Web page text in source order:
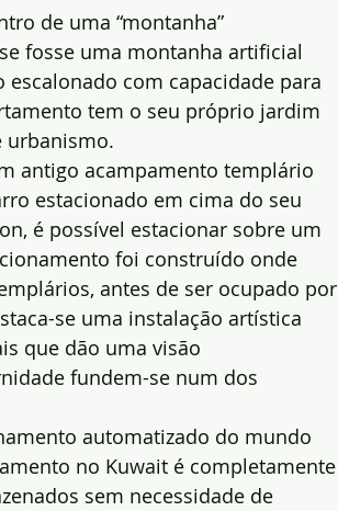
de uma “montanha”
fosse uma montanha artificial
com capacidade para
tem o seu próprio jardim
urbanismo.
antigo acampamento templário
estacionado em cima do seu
é possível estacionar sobre um
foi construído onde
antes de ser ocupado por
se uma instalação artística
que dão uma visão
fundem-se num dos
automatizado do mundo
no Kuwait é completamente
sem necessidade de